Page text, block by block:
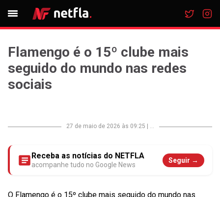
Flamengo é o 15º clube mais
seguido do mundo nas redes
sociais
27 de maio de 2026 às 09:25 ...
Receba as notícias do NETFLA
acompanhe tudo no Google News
Seguir →
O Flamengo é o 15º clube mais seguido do mundo nas